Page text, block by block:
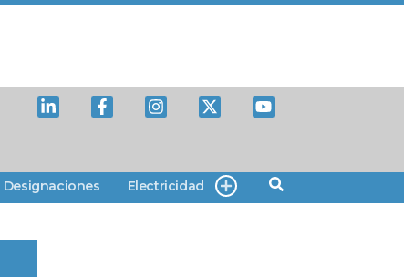
Designaciones Electricidad